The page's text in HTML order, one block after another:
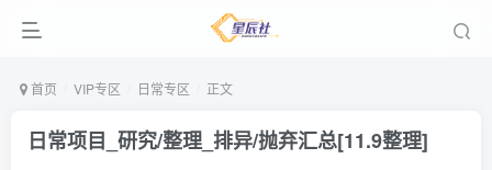
首页 VIP专区 日常专区 正文
日常项目_研究/整理_排异/抛弃汇总[11.9整理]